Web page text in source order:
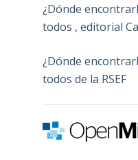
¿Dónde
todos , editorial
¿Dónde
todos de la RSEF